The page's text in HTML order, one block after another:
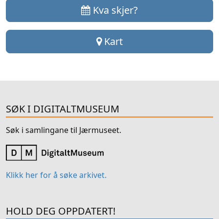
Kva skjer?
Kart
SØK I DIGITALTMUSEUM
Søk i samlingane til Jærmuseet.
Klikk her for å søke arkivet.
HOLD DEG OPPDATERT!